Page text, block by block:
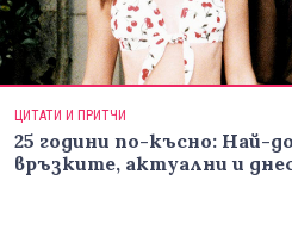
ЦИТАТИ И ПРИТЧИ
25 години по-късно: Най-
връзките, актуални и